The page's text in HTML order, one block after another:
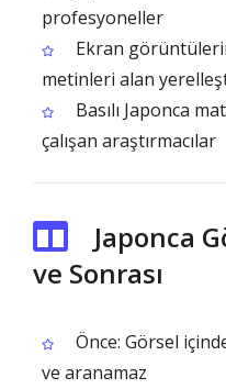
profesyoneller
Ekran
metinleri alan
Basılı Japonca
çalışan araştırmacılar
Japonca
ve Sonrası
Önce: Görsel
ve aranamaz